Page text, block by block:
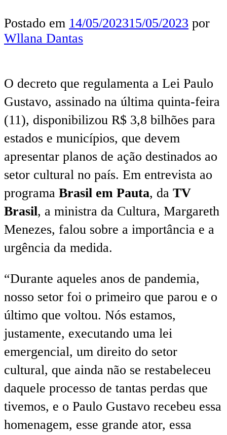
Postado em 14/05/202315/05/2023 por
Wllana Dantas
O decreto que regulamenta a Lei Paulo
Gustavo, assinado na última quinta-feira
(11), disponibilizou R$ 3,8 bilhões para
estados e municípios, que devem
apresentar planos de ação destinados ao
setor cultural no país. Em entrevista ao
programa Brasil em Pauta, da TV
Brasil, a ministra da Cultura, Margareth
Menezes, falou sobre a importância e a
urgência da medida.
“Durante aqueles anos de pandemia,
nosso setor foi o primeiro que parou e o
último que voltou. Nós estamos,
justamente, executando uma lei
emergencial, um direito do setor
cultural, que ainda não se restabeleceu
daquele processo de tantas perdas que
tivemos, e o Paulo Gustavo recebeu essa
homenagem, esse grande ator, essa